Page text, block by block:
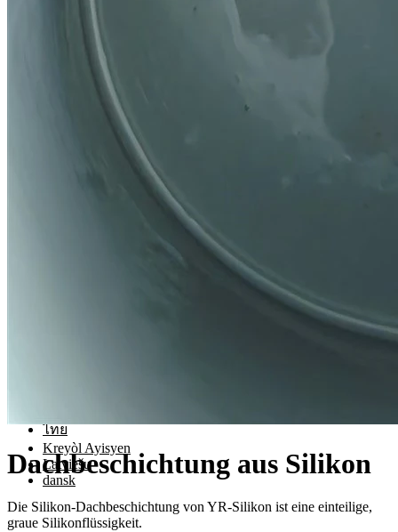
Silikontinte
Farbpigment
Siebdruck
Silikonhilfsmittel
Silikonkatalysator
Silikonkleber
Beachten
Siebdruck mit hoher Dichte
Wärmeübertragung
Drucken mit Silikontinte
ไทย
Kreyòl Ayisyen
Latviešu
dansk
Dachbeschichtung aus Silikon
Die Silikon-Dachbeschichtung von YR-Silikon ist eine einteilige,
graue Silikonflüssigkeit.